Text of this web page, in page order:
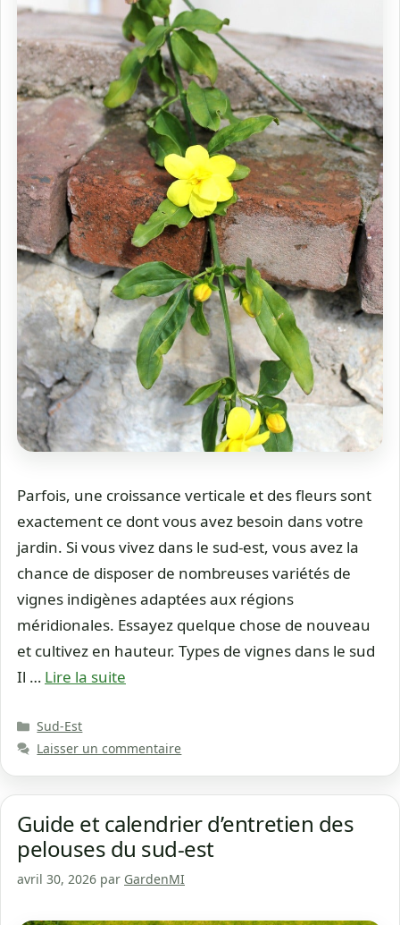
Parfois, une croissance verticale et des fleurs sont
exactement ce dont vous avez besoin dans votre
jardin. Si vous vivez dans le sud-est, vous avez la
chance de disposer de nombreuses variétés de
vignes indigènes adaptées aux régions
méridionales. Essayez quelque chose de nouveau
et cultivez en hauteur. Types de vignes dans le sud
Il … Lire la suite
Catégories
Sud-Est
Laisser un commentaire
Guide et calendrier d’entretien des
pelouses du sud-est
avril 30, 2026 par GardenMI